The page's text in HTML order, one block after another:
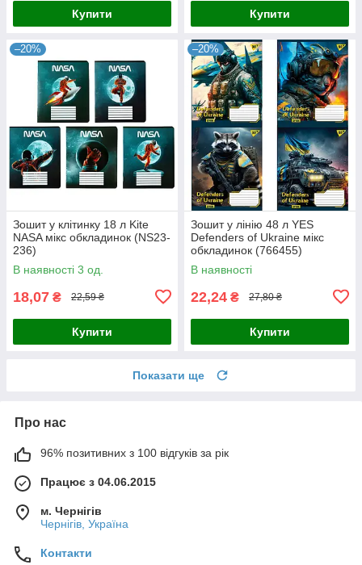
Купити Купити
–20%
Зошит у клітинку 18 л Kite
NASA мікс обкладинок (NS23-
236)
В наявності 3 од.
18,07 ₴ 22,59 ₴
Купити
–20%
Зошит у лінію 48 л YES
Defenders of Ukraine мікс
обкладинок (766455)
В наявності
22,24 ₴ 27,80 ₴
Купити
Показати ще
Про нас
96% позитивних з 100 відгуків за рік
Працює з 04.06.2015
м. Чернігів
Чернігів, Україна
Контакти